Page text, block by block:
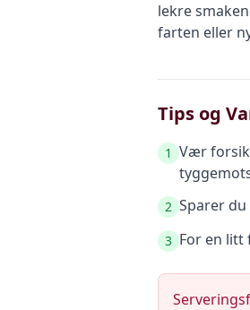
lekre
farten eller
Tips og
1 Vær
2 Sparer
3 For en litt